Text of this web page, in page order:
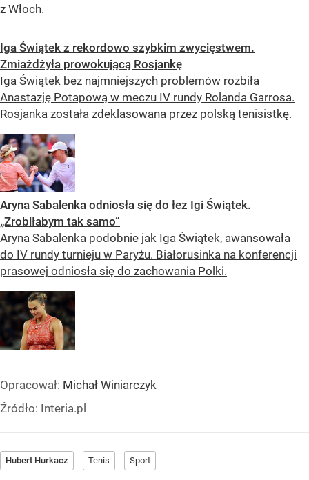
z Włoch.
Iga Świątek z rekordowo szybkim zwycięstwem.
Zmiażdżyła prowokującą Rosjankę
Iga Świątek bez najmniejszych problemów rozbiła
Anastazję Potapową w meczu IV rundy Rolanda Garrosa.
Rosjanka została zdeklasowana przez polską tenisistkę.
Aryna Sabalenka odniosła się do łez Igi Świątek.
„Zrobiłabym tak samo”
Aryna Sabalenka podobnie jak Iga Świątek, awansowała
do IV rundy turnieju w Paryżu. Białorusinka na konferencji
prasowej odniosła się do zachowania Polki.
Opracował: Michał Winiarczyk
Źródło: Interia.pl
Hubert Hurkacz Tenis Sport